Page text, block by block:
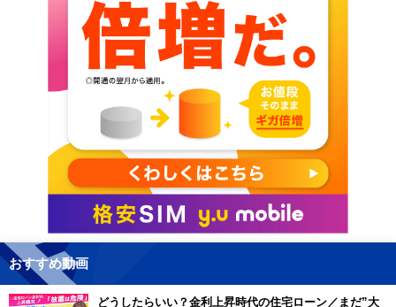
おすすめ動画
どうしたらいい？金利上昇時代の住宅ローン／まだ”大